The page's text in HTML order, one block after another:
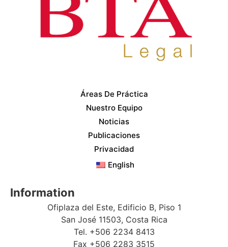
Áreas De Práctica
Nuestro Equipo
Noticias
Publicaciones
Privacidad
English
Information
Ofiplaza del Este, Edificio B, Piso 1
San José 11503, Costa Rica
Tel. +506 2234 8413
Fax +506 2283 3515